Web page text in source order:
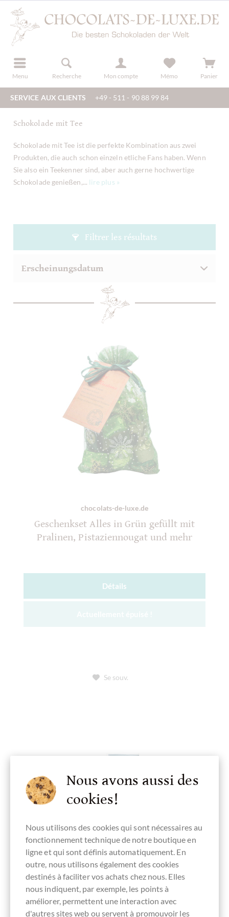
Menu Recherche Mon compte
s'inscrire Mémo Panier
SERVICE AUX CLIENTS +49 - 511 - 90 88 99 84
Schokolade mit Tee
Schokolade mit Tee ist die perfekte Kombination aus zwei
Produkten, die auch schon einzeln etliche Fans haben. Wenn
Sie also ein Teekenner sind, aber auch gerne hochwertige
Schokolade genießen,... lire plus »
Filtrer les résultats
chocolats-de-luxe.de
Geschenkset Alles in Grün gefüllt mit
Pralinen, Pistaziennougat und mehr
Détails
Se souv.
chocolats-de-luxe.de
Nous avons aussi des
cookies!
Nous utilisons des cookies qui sont nécessaires au
fonctionnement technique de notre boutique en
ligne et qui sont définis automatiquement. En
outre, nous utilisons également des cookies
destinés à faciliter vos achats chez nous. Elles
nous indiquent, par exemple, les points à
améliorer, permettent une interaction avec
d'autres sites web ou servent à promouvoir les